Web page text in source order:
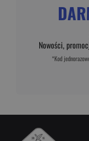
Nowości,
*Kod